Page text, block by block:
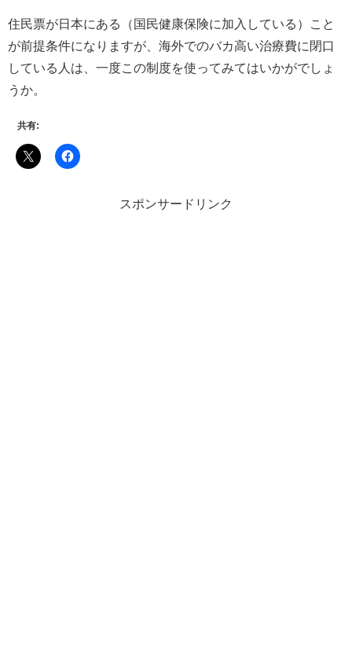
住民票が日本にある（国民健康保険に加入している）こと
が前提条件になりますが、海外でのバカ高い治療費に閉口
している人は、一度この制度を使ってみてはいかがでしょ
うか。
共有:
スポンサードリンク